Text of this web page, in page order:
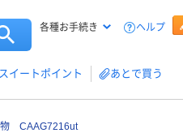
各種お手続き ヘルプ
スイートポイント あとで買う
CAAG7216ut